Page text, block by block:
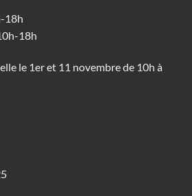
18h
18h
le 1er et 11 novembre de 10h à